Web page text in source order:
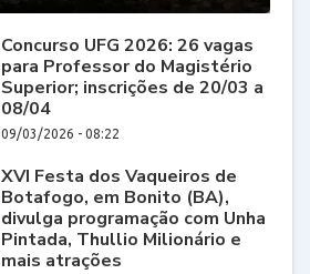
Concurso UFG 2026: 26 vagas
para Professor do Magistério
Superior; inscrições de 20/03 a
08/04
09/03/2026 - 08:22
XVI Festa dos Vaqueiros de
Botafogo, em Bonito (BA),
divulga programação com Unha
Pintada, Thullio Milionário e
mais atrações